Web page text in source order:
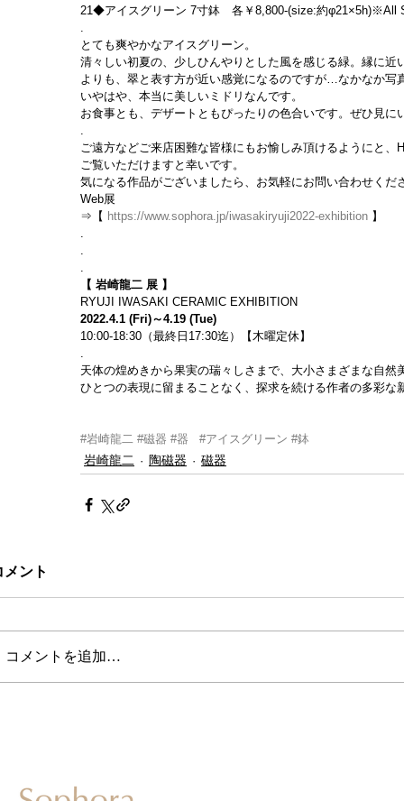
21◆アイスグリーン 7寸鉢　各￥8,800-(size:約φ21×5h)※All
.
とても爽やかなアイスグリーン。
清々しい初夏の、少しひんやりとした風を感じる緑。縁に
よりも、翠と表す方が近い感覚になるのですが…なかなか写
いやはや、本当に美しいミドリなんです。
お食事とも、デザートともぴったりの色合いです。ぜひ見に
.
ご遠方などご来店困難な皆様にもお愉しみ頂けるようにと
ご覧いただけますと幸いです。
気になる作品がございましたら、お気軽にお問い合わせくだ
Web展
⇒【 https://www.sophora.jp/iwasakiryuji2022-exhibition 】
.
.
.
【 岩崎龍二 展 】
RYUJI IWASAKI CERAMIC EXHIBITION
2022.4.1 (Fri)～4.19 (Tue)
10:00-18:30（最終日17:30迄）【木曜定休】
.
天体の煌めきから果実の瑞々しさまで、大小さまざまな自
ひとつの表現に留まることなく、探求を続ける作者の多彩
#岩崎龍二 #磁器 #器 #アイスグリーン #鉢
岩崎龍二 陶磁器 磁器
メント
コメントを追加…